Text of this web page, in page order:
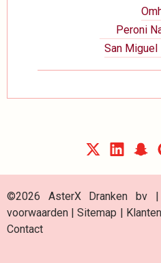
Peroni
San Miguel
©2026 AsterX Dranken bv |
voorwaarden |Sitemap |
Contact